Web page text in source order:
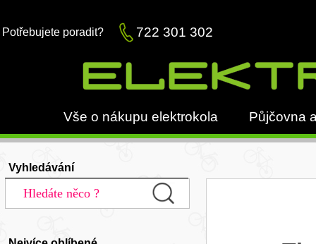
Potřebujete poradit? 722 301 302
Vše o nákupu elektrokola Půjčovna
Vyhledávání